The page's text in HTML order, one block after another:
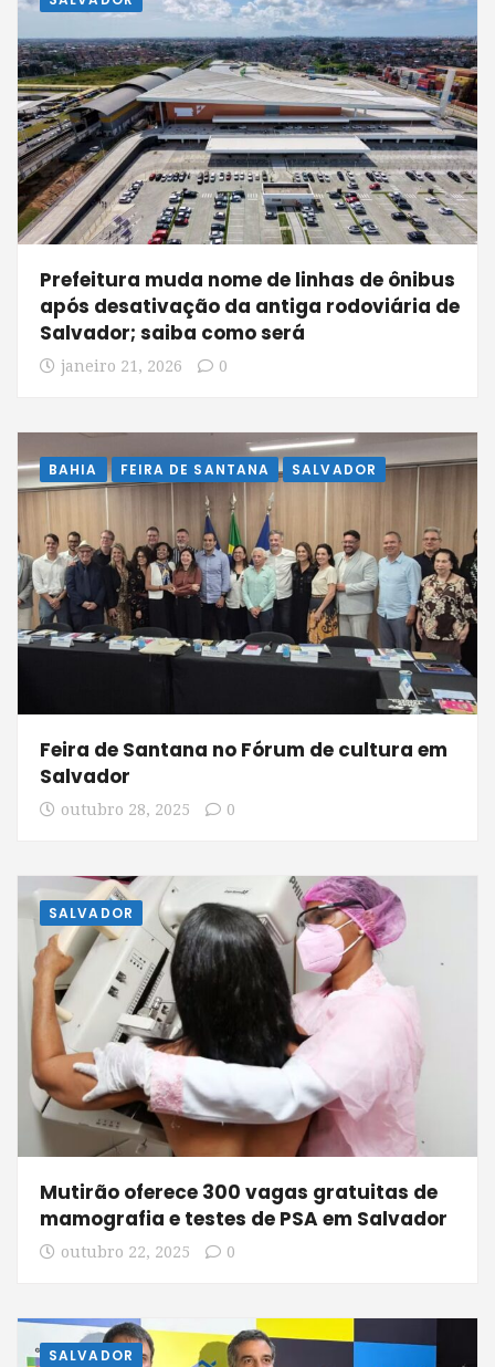
Prefeitura muda nome de linhas de ônibus
após desativação da antiga rodoviária de
Salvador; saiba como será
janeiro 21, 2026 0
BAHIA FEIRA DE SANTANA SALVADOR
Feira de Santana no Fórum de cultura em
Salvador
outubro 28, 2025 0
SALVADOR
Mutirão oferece 300 vagas gratuitas de
mamografia e testes de PSA em Salvador
outubro 22, 2025 0
SALVADOR